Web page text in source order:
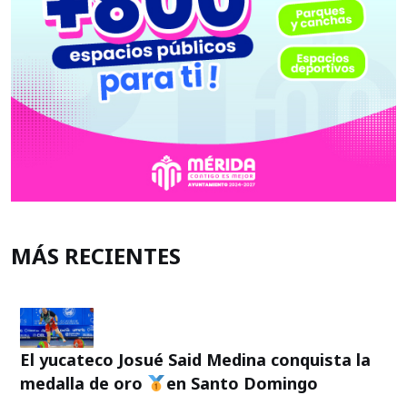
MÁS RECIENTES
El yucateco Josué Said Medina conquista la
medalla de oro
en Santo Domingo